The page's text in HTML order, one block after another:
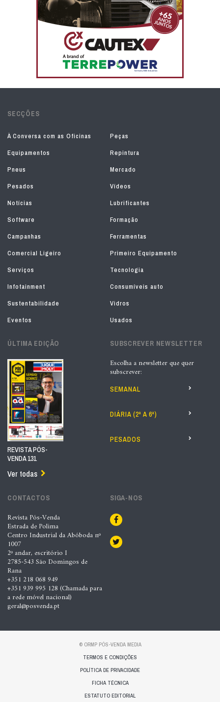
SECÇÕES
À Conversa com as Oficinas
Peças
Equipamentos
Repintura
Pneus
Mercado
Pesados
Vídeos
Notícias
Lubrificantes
Software
Formação
Campanhas
Ferramentas
Comercial Ligeiro
Primeiro Equipamento
Serviços
Tecnologia
Infotainment
Consumíveis auto
Sustentabilidade
Vidros
Eventos
Usados
ÚLTIMA EDIÇÃO
REVISTA PÓS-
VENDA 131
Ver todas
SUBSCREVER NEWSLETTER
Escolha a newsletter que quer
subscrever:
SEMANAL
DIÁRIA (2ª A 6ª)
PESADOS
CONTACTOS
Revista Pós-Venda
Estrada de Polima
Centro Industrial da Abóboda nº
1007
2º andar, escritório I
2785-543 São Domingos de
Rana
+351 218 068 949
+351 939 995 128 (Chamada para
a rede móvel nacional)
geral@posvenda.pt
SIGA-NOS
© ORMP PÓS-VENDA MEDIA
TERMOS E CONDIÇÕES
POLÍTICA DE PRIVACIDADE
FICHA TÉCNICA
ESTATUTO EDITORIAL